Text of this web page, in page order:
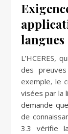
langues
L’HCERES,
des
exemple, le
visées par la
demande
de
3.3 vérifie